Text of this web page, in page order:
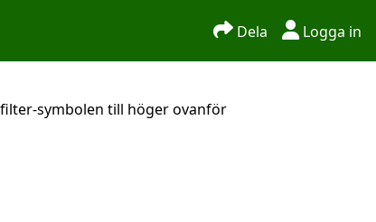
Dela Logga in
symbolen till höger ovanför